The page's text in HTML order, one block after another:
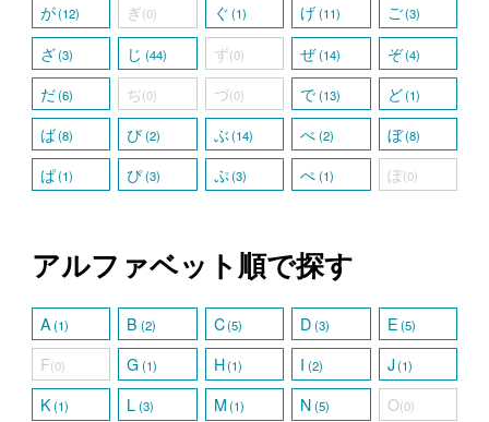
が(12) ぎ(0) ぐ (1) げ(11) ご(3)
ざ(3) じ (44) ず(0) ぜ(14) ぞ(4)
だ(6) ぢ(0) づ(0) で(13) ど(1)
ば(8) び(2) ぶ (14) べ(2) ぼ(8)
ぱ(1) ぴ(3) ぷ(3) ぺ(1) ぽ(0)
アルファベット順で探す
A(1) B (2) C(5) D(3) E (5)
F(0) G(1) H(1) I (2) J (1)
K(1) L(3) M (1) N(5) O(0)